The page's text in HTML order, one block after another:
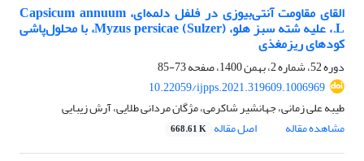
القای مقاومت آنتی‌بیوزی در فلفل دلمه‌ای، Capsicum annuum
L.، علیه شته سبز هلو، Myzus persicae (Sulzer)، با محلول‌پاشی
کودهای ریزمغذی
دوره 52، شماره 2، بهمن 1400، صفحه
73-85
10.22059/ijpps.2021.319609.1006969
طیبه علی زمانی، جهانشیر شاکرمی، مژگان مردانی طلایی، آرش زیبایی
مشاهده مقاله
اصل مقاله 668.61 K